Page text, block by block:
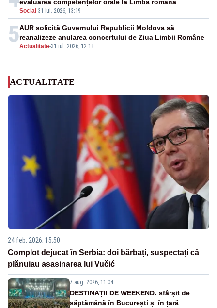
Social -31 iul. 2026, 13:19
evaluarea competențelor orale la Limba română
5Actualitate-31 iul. 2026, 12:18
AUR solicită Guvernului Republicii Moldova să
reanalizeze anularea concertului de Ziua Limbii Române
ACTUALITATE
24 feb. 2026, 15:50
Complot dejucat în Serbia: doi bărbați, suspectați că
plănuiau asasinarea lui Vučić
7 aug. 2026, 11:04
DESTINAȚII DE WEEKEND: sfârșit de
săptămână în București și în țară